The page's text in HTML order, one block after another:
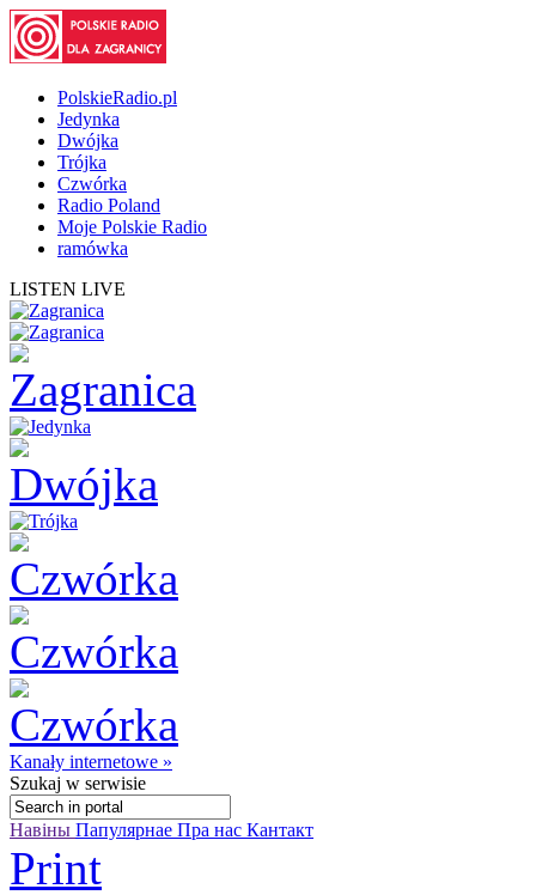
PolskieRadio.pl
Jedynka
Dwójka
Trójka
Czwórka
Radio Poland
Moje Polskie Radio
ramówka
LISTEN LIVE
Kanały internetowe »
Szukaj w serwisie
Навіны Папулярнае Пра нас Кантакт
Print